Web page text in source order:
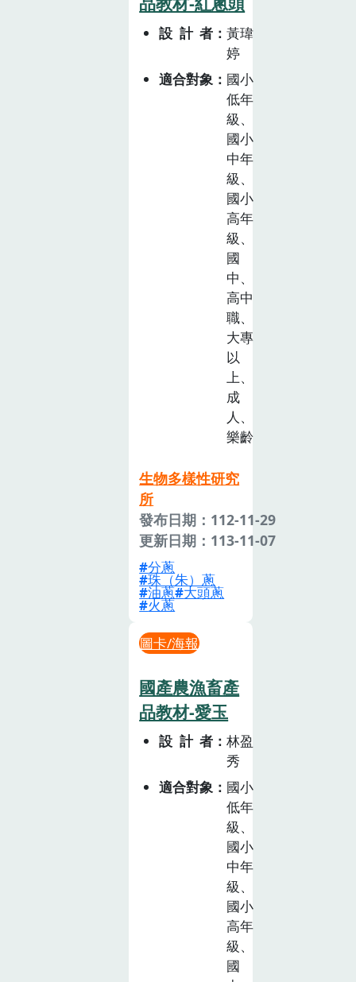
設計者
黃瑋
婷
適合對象
國小
低年
級、
國小
中年
級、
國小
高年
級、
國
中、
高中
職、
大專
以
上、
成
人、
樂齡
生物多樣性研究
所
發布日期：112-11-29
更新日期：113-11-07
分蔥
珠（朱）蔥
油蔥 大頭蔥
火蔥
圖卡/海報
國產農漁畜產
品教材-愛玉
設計者
林盈
秀
適合對象
國小
低年
級、
國小
中年
級、
國小
高年
級、
國